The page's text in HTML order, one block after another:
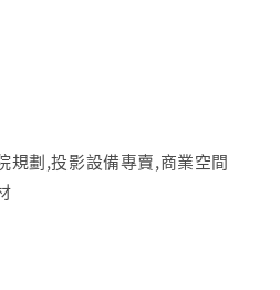
規劃,投影設備專賣,商業空間